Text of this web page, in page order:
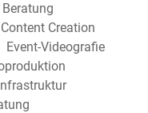
Beratung
Content Creation
Event-Videografie